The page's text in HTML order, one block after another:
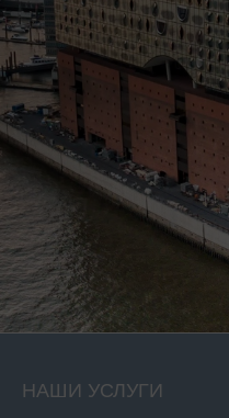
НАШИ УСЛУГИ